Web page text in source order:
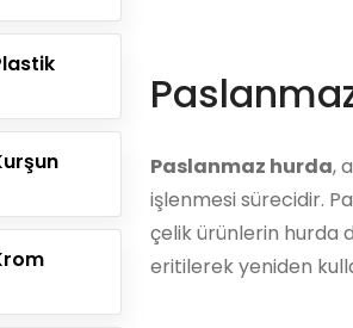
Paslanmaz hurda,
işlenmesi sürecidir.
çelik ürünlerin hurda
eritilerek yeniden